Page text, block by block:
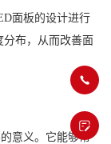
面板的设计进行
分布，从而改善面
意义。它能够帮